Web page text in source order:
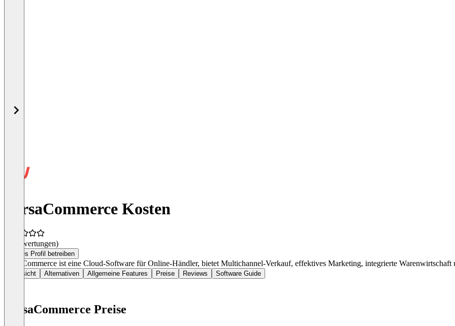
VersaCommerce Kosten
(0 Bewertungen)
Dieses Profil betreiben
VersaCommerce ist eine Cloud-Software für Online-Händler, bietet Multichannel-Verkauf, effektives Marketing, integrierte Warenwirtschaft
Übersicht Alternativen Allgemeine Features Preise Reviews Software Guide
VersaCommerce Preise